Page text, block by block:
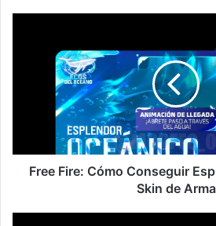
Conseguir
Esplendor
de
ArmaFree Fire: Cómo Conseguir
Skin de Arma